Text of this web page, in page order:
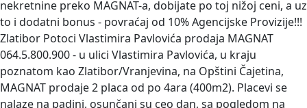
nekretnine preko MAGNAT-a, dobijate po toj nižoj ceni, a uz
to i dodatni bonus - povraćaj od 10% Agencijske Provizije!!!
Zlatibor Potoci Vlastimira Pavlovića prodaja MAGNAT
064.5.800.900 - u ulici Vlastimira Pavlovića, u kraju
poznatom kao Zlatibor/Vranjevina, na Opštini Čajetina,
MAGNAT prodaje 2 placa od po 4ara (400m2). Placevi se
nalaze na padini, osunčani su ceo dan, sa pogledom na